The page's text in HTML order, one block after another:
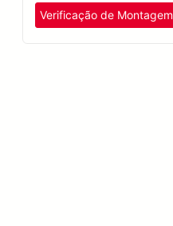
Verificação de Montagem